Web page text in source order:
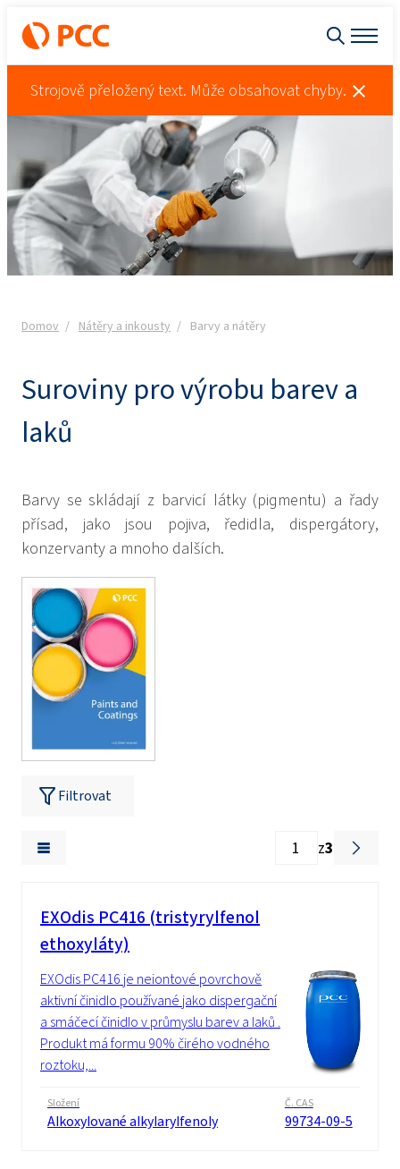
Strojově přeložený text. Může obsahovat chyby.
Domov Nátěry a inkousty Barvy a nátěry
Suroviny pro výrobu barev a
laků
Barvy se skládají z barvicí látky (pigmentu) a řady
přísad, jako jsou pojiva, ředidla, dispergátory,
konzervanty a mnoho dalších.
Filtrovat
z3
EXOdis PC416 (tristyrylfenol
ethoxyláty)
EXOdis PC416 je neiontové povrchově
aktivní činidlo používané jako dispergační
a smáčecí činidlo v průmyslu barev a laků .
Produkt má formu 90% čirého vodného
roztoku,...
Složení
Alkoxylované alkylarylfenoly
Č. CAS
99734-09-5